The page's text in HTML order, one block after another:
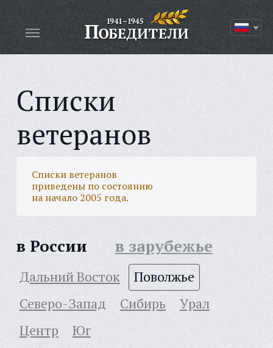
Списки
ветеранов
Списки ветеранов
приведены по состоянию
на начало 2005 года.
в России в зарубежье
Дальний Восток
Поволжье
Северо-Запад
Сибирь
Урал
Центр
Юг